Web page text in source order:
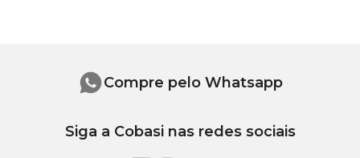
Evitar o uso em filhotes com menos de 2 meses de idade.
Compre pelo Whatsapp
Siga a Cobasi nas redes sociais